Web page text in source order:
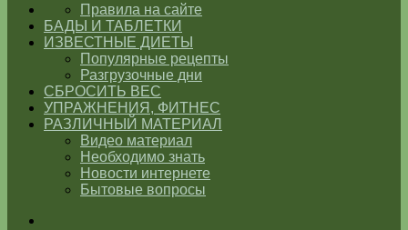
ГЛАВНАЯПравила на сайте
БАДЫ И ТАБЛЕТКИ
ИЗВЕСТНЫЕ ДИЕТЫ
Популярные рецепты
Разгрузочные дни
СБРОСИТЬ ВЕС
УПРАЖНЕНИЯ, ФИТНЕС
РАЗЛИЧНЫЙ МАТЕРИАЛ
Видео материал
Необходимо знать
Новости интернете
Бытовые вопросы